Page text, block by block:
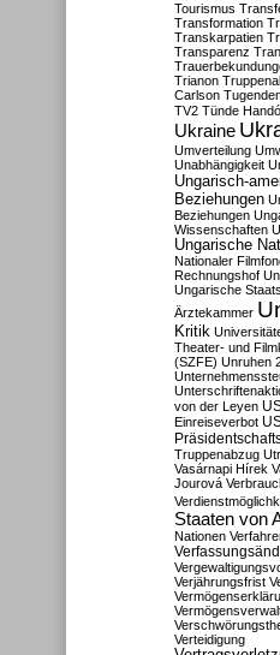
Tourismus
Transformation
Transkarpatien
Transparenz
Trianon
Carlson
TV2 Tünde Handó
Ukraine
Umverteilung
Unabhängigkeit
Ungarisch-
Beziehungen
Beziehungen
Wissenschaften
Ungarische
Nationaler
Rechnungshof
Ungarische
Ärztekammer
Kritik
Theater- und
(SZFE) Unruhen
von der Leyen
Einreiseverbot
Truppenabzug
Vasárnapi Hírek
Jourová
Staaten von
Nationen
Verjährungsfrist
Verteidigung